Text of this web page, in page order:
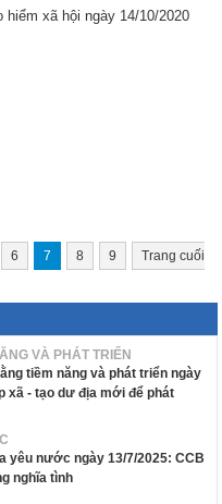
hiểm xã hội ngày 14/10/2020
6 7 8 9
Trang cuối
VÀ PHÁT TRIỂN
tiềm năng và phát triển ngày
xã - tạo dư địa mới để phát
yêu nước ngày 13/7/2025: CCB
nghĩa tình